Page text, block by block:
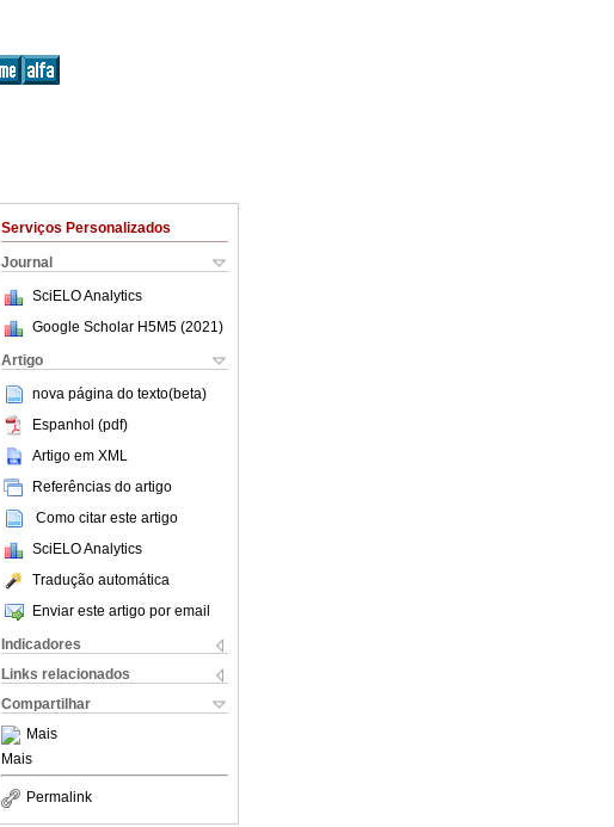
Serviços Personalizados
Journal
SciELO Analytics
Google Scholar H5M5 (2021 )
Artigo
nova página do texto(beta)
Espanhol (pdf)
Artigo em XML
Referências do artigo
Como citar este artigo
SciELO Analytics
Tradução automática
Enviar este artigo por email
Indicadores
Links relacionados
Compartilhar
Mais
Mais
Permalink